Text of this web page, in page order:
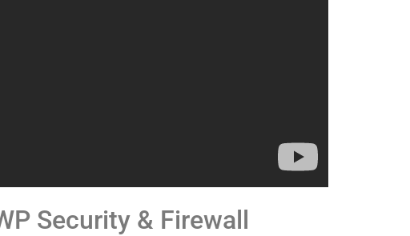
Security & Firewall